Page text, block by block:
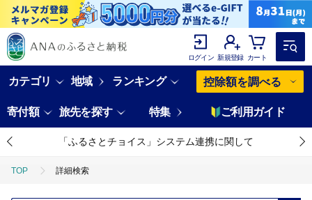
ログイン 新規登録 カート
カテゴリ 地域 ランキング 控除額を調べる
寄付額 旅先を探す 特集 ご利用ガイド
「ふるさとチョイス」システム連携に関して
TOP 詳細検索